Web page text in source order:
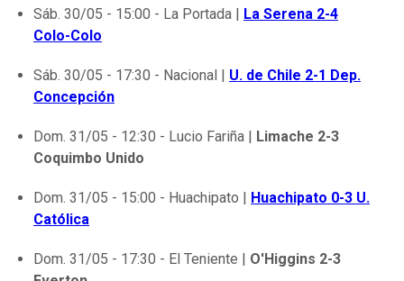
Sáb. 30/05 - 15:00 - La Portada | La Serena 2-4
Colo-Colo
Sáb. 30/05 - 17:30 - Nacional | U. de Chile 2-1 Dep.
Concepción
Dom. 31/05 - 12:30 - Lucio Fariña | Limache 2-3
Coquimbo Unido
Dom. 31/05 - 15:00 - Huachipato | Huachipato 0-3 U.
Católica
Dom. 31/05 - 17:30 - El Teniente | O'Higgins 2-3